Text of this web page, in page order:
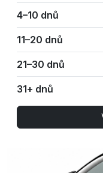
4–10 dnů
11–20 dnů
21–30 dnů
31+ dnů